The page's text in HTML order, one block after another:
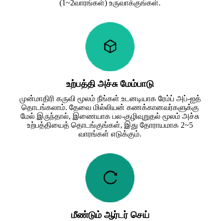
(1~2வாரங்கள்) உருவாக்குங்கள்.
உற்பத்தி அச்சு மேம்பாடு
முன்மாதிரி கருவி மூலம் நீங்கள் உடனடியாக ரேம்ப் அப்-ஐத்
தொடங்கலாம். தேவை மில்லியன் கணக்கானவர்களுக்கு
மேல் இருந்தால், இணையாக பல-குழிவுறுதல் மூலம் அச்சு
உற்பத்தியைத் தொடங்குங்கள், இது தோராயமாக 2~5
வாரங்கள் எடுக்கும்.
மீண்டும் ஆர்டர் செய்